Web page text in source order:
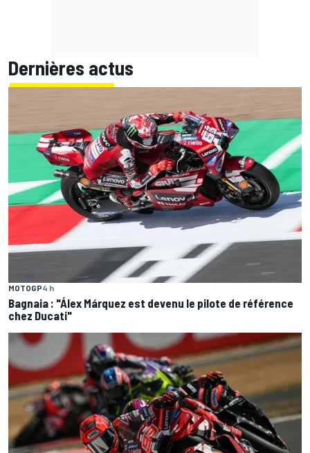
Dernières actus
MOTOGP4 h
Bagnaia : "Álex Márquez est devenu le pilote de référence
chez Ducati"